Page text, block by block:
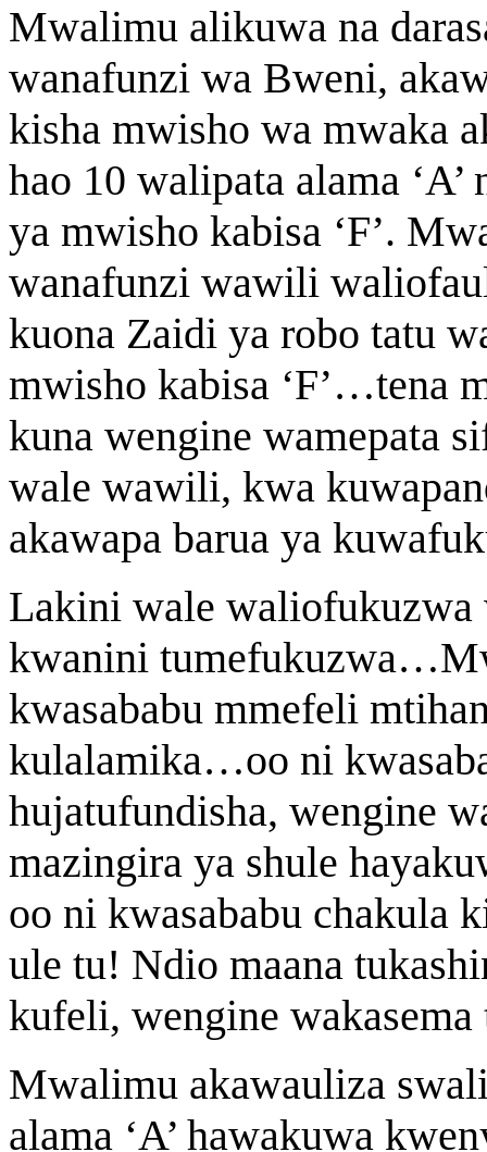
Mwalimu alikuwa na
wanafunzi wa Bweni,
kisha mwisho wa mwaka
hao 10 walipata alama
ya mwisho kabisa ‘F’.
wanafunzi wawili
kuona Zaidi ya robo tatu
mwisho kabisa ‘F’…tena
kuna wengine wamepata
wale wawili, kwa
akawapa barua ya
Lakini wale waliofukuzwa
kwanini
kwasababu mmefeli
kulalamika…oo ni
hujatufundisha, wengine
mazingira ya shule
oo ni kwasababu chakula
ule tu! Ndio maana
kufeli, wengine
Mwalimu akawauliza
alama ‘A’ hawakuwa